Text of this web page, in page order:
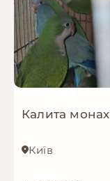
Калита монах
Київ